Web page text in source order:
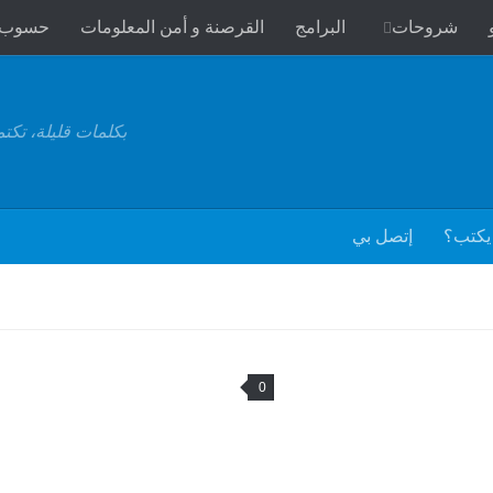
شروحات البرامج القرصنة و أمن المعلومات
بكلمات قليلة،
إتصل بي
0